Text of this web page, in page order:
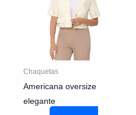
Chaquetas
Americana oversize
elegante